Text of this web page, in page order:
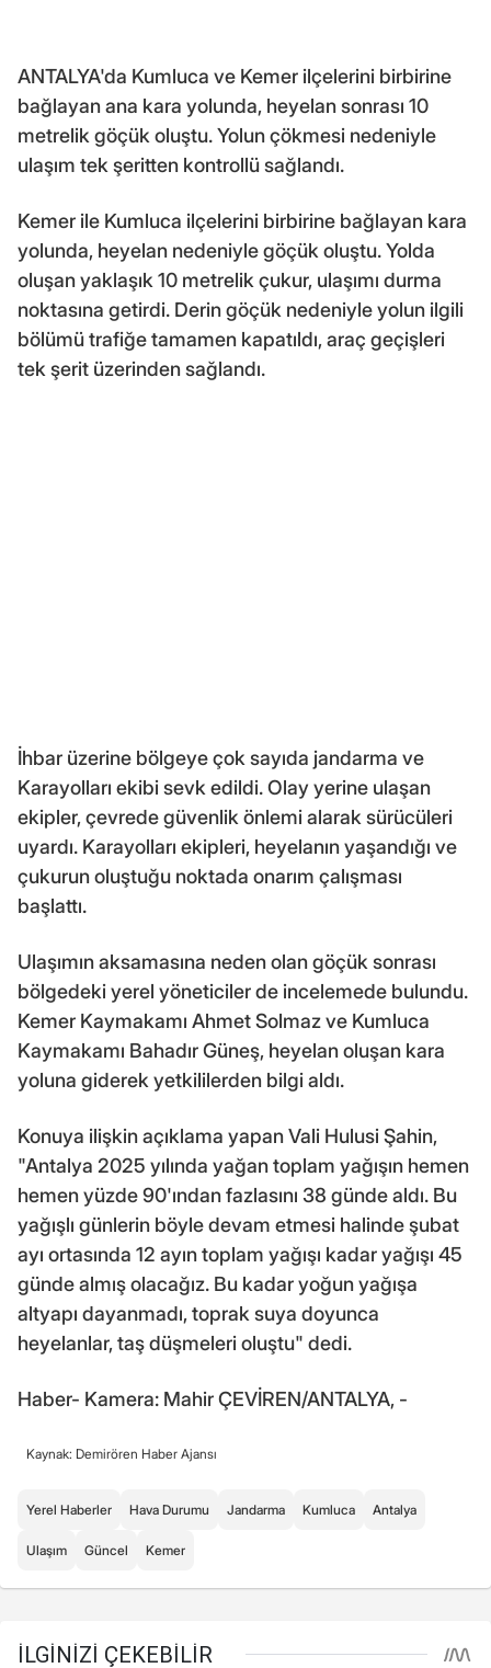
ANTALYA'da Kumluca ve Kemer ilçelerini birbirine
bağlayan ana kara yolunda, heyelan sonrası 10
metrelik göçük oluştu. Yolun çökmesi nedeniyle
ulaşım tek şeritten kontrollü sağlandı.
Kemer ile Kumluca ilçelerini birbirine bağlayan kara
yolunda, heyelan nedeniyle göçük oluştu. Yolda
oluşan yaklaşık 10 metrelik çukur, ulaşımı durma
noktasına getirdi. Derin göçük nedeniyle yolun ilgili
bölümü trafiğe tamamen kapatıldı, araç geçişleri
tek şerit üzerinden sağlandı.
İhbar üzerine bölgeye çok sayıda jandarma ve
Karayolları ekibi sevk edildi. Olay yerine ulaşan
ekipler, çevrede güvenlik önlemi alarak sürücüleri
uyardı. Karayolları ekipleri, heyelanın yaşandığı ve
çukurun oluştuğu noktada onarım çalışması
başlattı.
Ulaşımın aksamasına neden olan göçük sonrası
bölgedeki yerel yöneticiler de incelemede bulundu.
Kemer Kaymakamı Ahmet Solmaz ve Kumluca
Kaymakamı Bahadır Güneş, heyelan oluşan kara
yoluna giderek yetkililerden bilgi aldı.
Konuya ilişkin açıklama yapan Vali Hulusi Şahin,
"Antalya 2025 yılında yağan toplam yağışın hemen
hemen yüzde 90'ından fazlasını 38 günde aldı. Bu
yağışlı günlerin böyle devam etmesi halinde şubat
ayı ortasında 12 ayın toplam yağışı kadar yağışı 45
günde almış olacağız. Bu kadar yoğun yağışa
altyapı dayanmadı, toprak suya doyunca
heyelanlar, taş düşmeleri oluştu" dedi.
Haber- Kamera: Mahir ÇEVİREN/ANTALYA, -
Kaynak: Demirören Haber Ajansı
Yerel Haberler Hava Durumu Jandarma Kumluca Antalya
Ulaşım Güncel Kemer